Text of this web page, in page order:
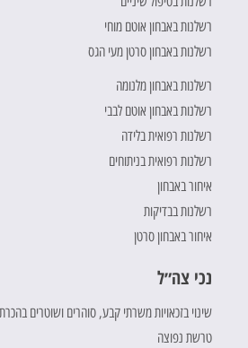
רשלנות באבחון אוטם מוחי
רשלנות באבחון סרטן מעי הגס
רשלנות באבחון מלנומה
רשלנות באבחון אוטם לבבי
רשלנות רפואית בלידה
רשלנות רפואית בניתוחים
איחור באבחון
רשלנות בבדיקות
איחור באבחון סרטן
נכי צה״ל
שינוי בזכאויות משרתי קבע, סוהרים ושוטרים
טרשת נפוצה